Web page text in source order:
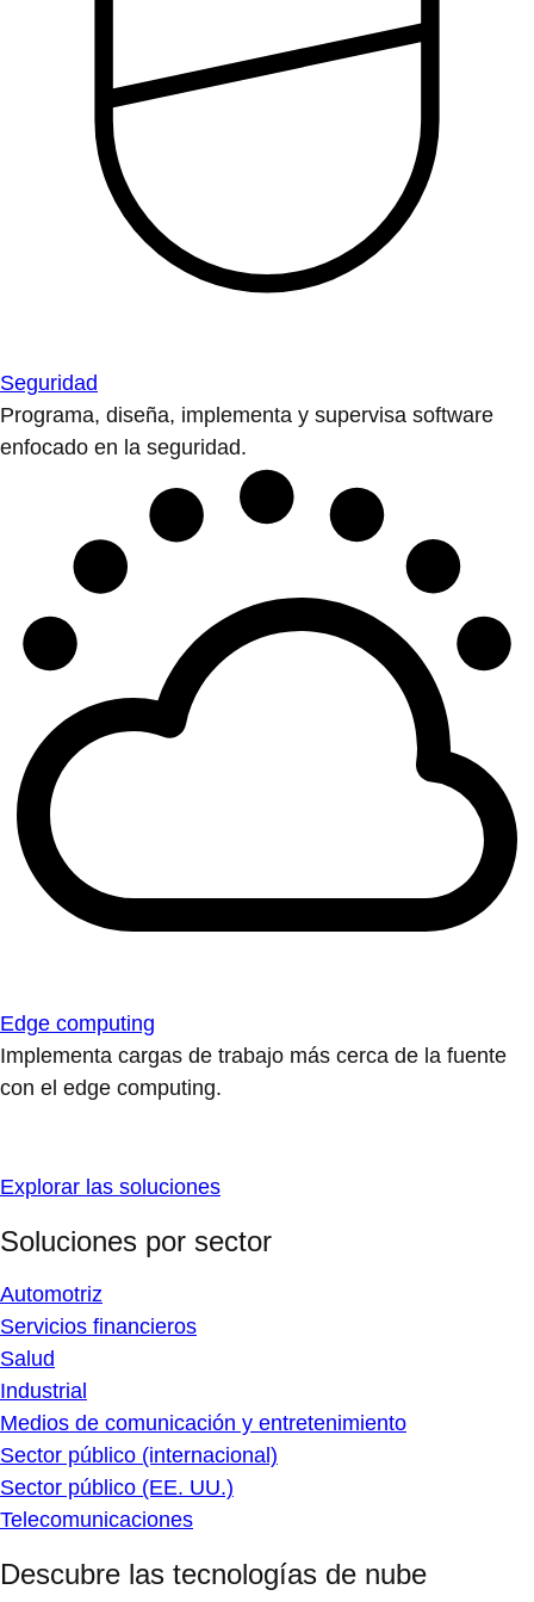
Seguridad
Programa, diseña, implementa y supervisa software
enfocado en la seguridad.
Edge computing
Implementa cargas de trabajo más cerca de la fuente
con el edge computing.
Explorar las soluciones
Soluciones por sector
Automotriz
Servicios financieros
Salud
Industrial
Medios de comunicación y entretenimiento
Sector público (internacional)
Sector público (EE. UU.)
Telecomunicaciones
Descubre las tecnologías de nube